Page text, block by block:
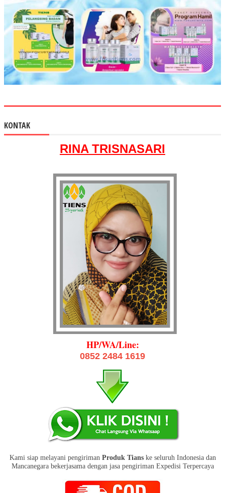
KONTAK
RINA TRISNASARI
HP/WA/Line:
0852 2484 1619
Kami siap melayani pengiriman Produk Tianske seluruh Indonesia dan
Mancanegara bekerjasama dengan jasa pengiriman Expedisi Terpercaya